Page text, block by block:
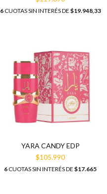
6CUOTAS SIN INTERÉS DE $19.948,33
YARA CANDY EDP
$105.990
6 CUOTAS SIN INTERÉS DE $17.665